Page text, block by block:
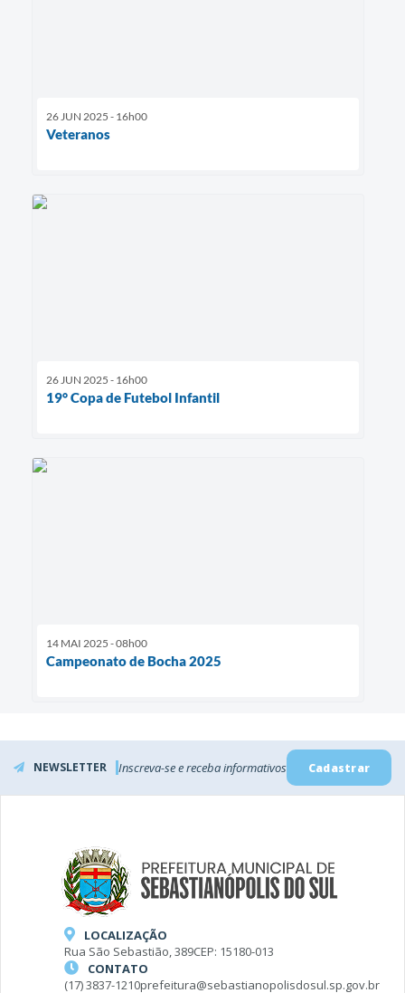
26 JUN 2025 - 16h00
Veteranos
26 JUN 2025 - 16h00
19° Copa de Futebol Infantil
14 MAI 2025 - 08h00
Campeonato de Bocha 2025
NEWSLETTER Inscreva-se e receba informativos Cadastrar
LOCALIZAÇÃO
Rua São Sebastião, 389CEP: 15180-013
CONTATO
(17) 3837-1210prefeitura@sebastianopolisdosul.sp.gov.br